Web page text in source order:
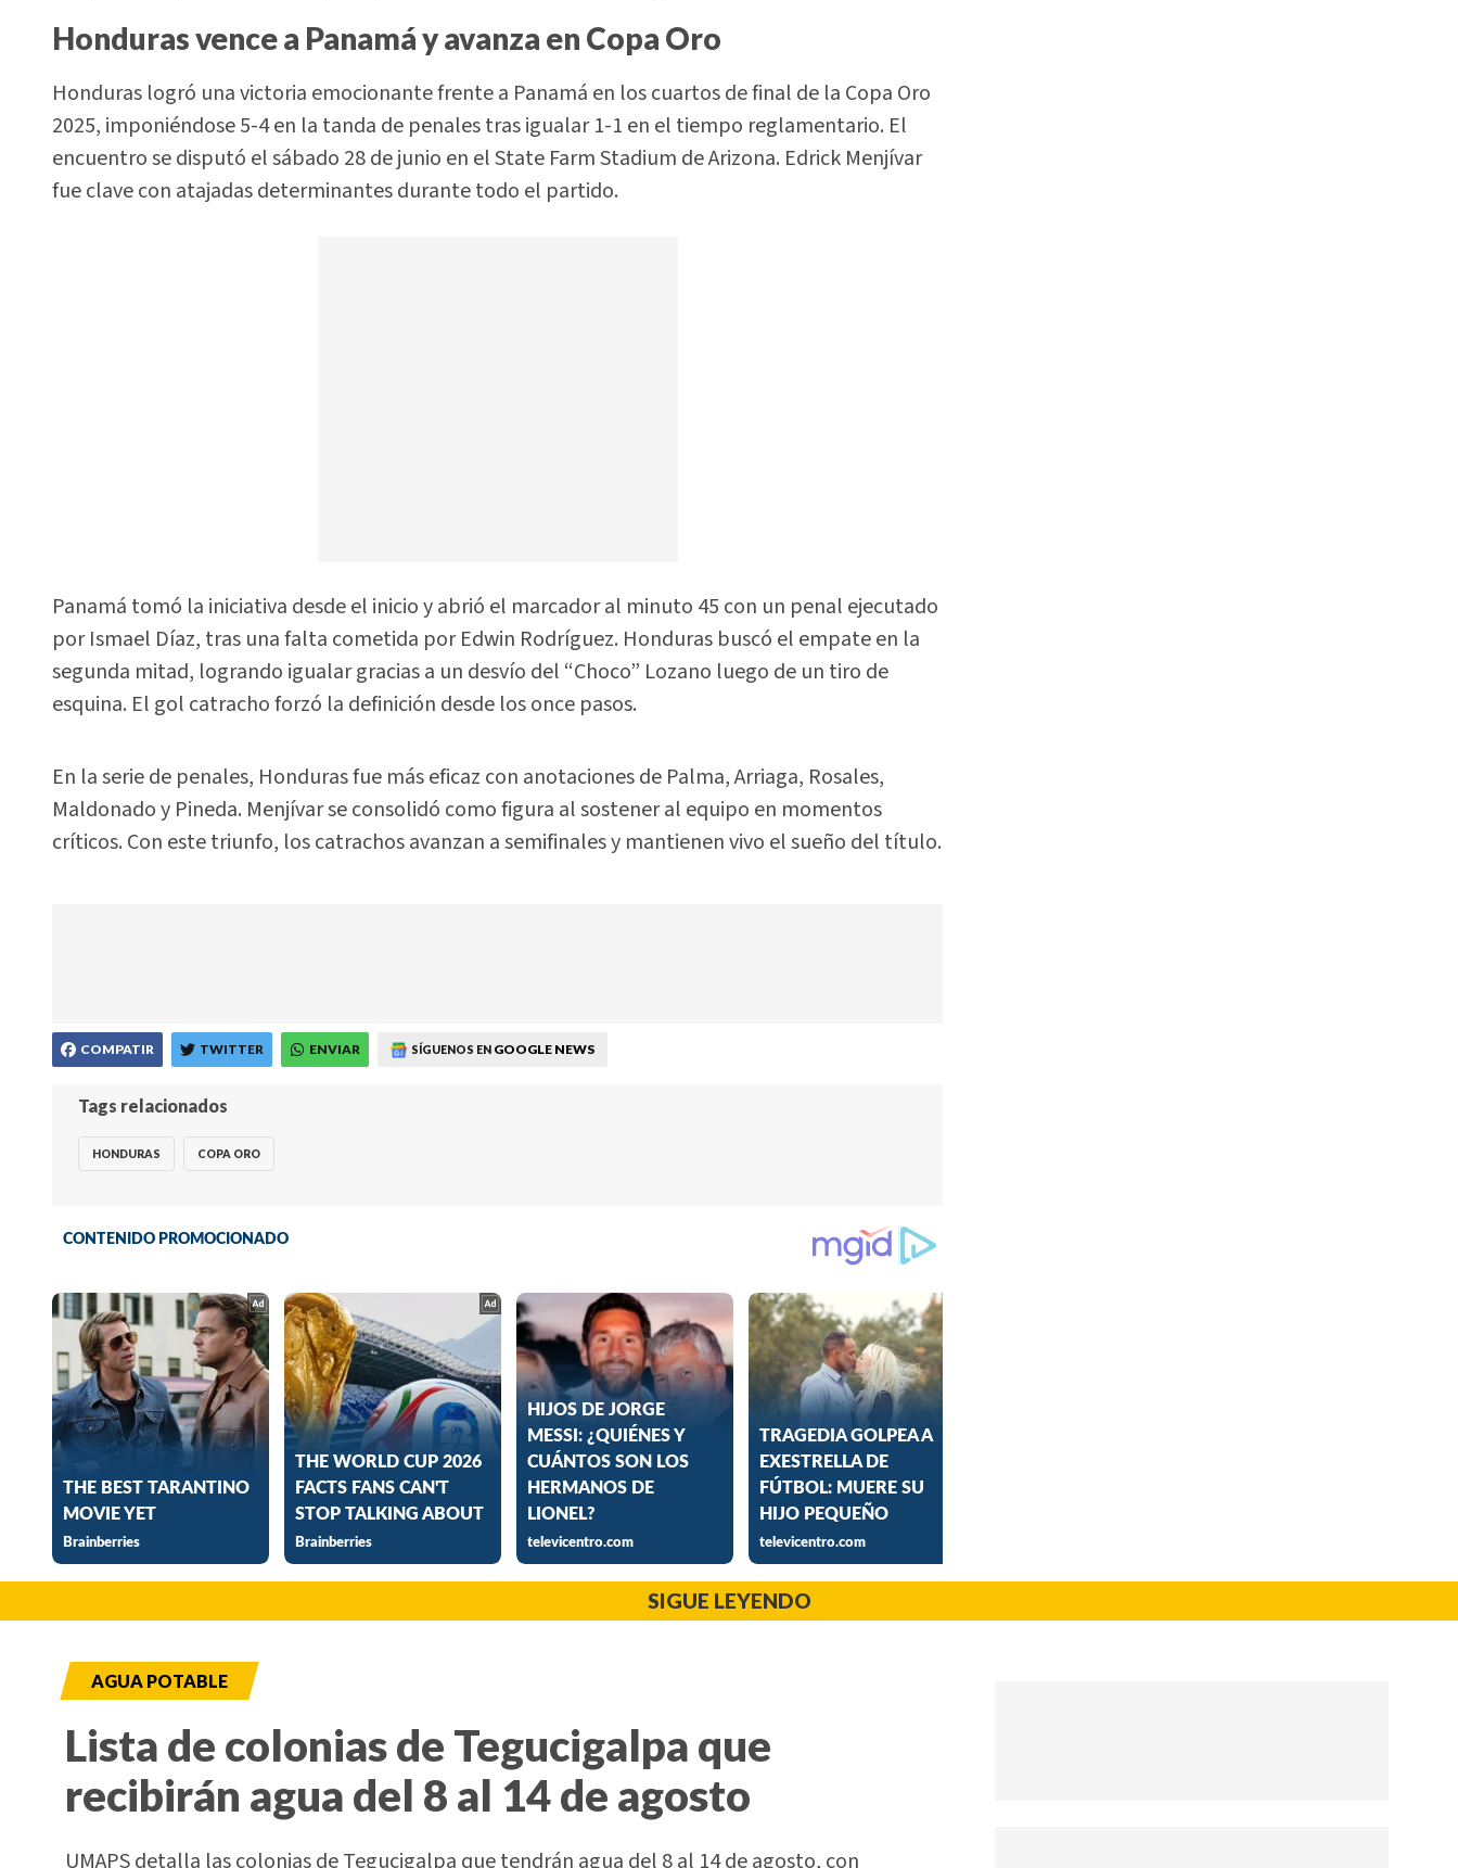
Honduras vence a Panamá y avanza en Copa Oro
Honduras logró una victoria emocionante frente a Panamá en los cuartos de final de la Copa Oro
2025, imponiéndose 5-4 en la tanda de penales tras igualar 1-1 en el tiempo reglamentario. El
encuentro se disputó el sábado 28 de junio en el State Farm Stadium de Arizona. Edrick Menjívar
fue clave con atajadas determinantes durante todo el partido.
Panamá tomó la iniciativa desde el inicio y abrió el marcador al minuto 45 con un penal ejecutado
por Ismael Díaz, tras una falta cometida por Edwin Rodríguez. Honduras buscó el empate en la
segunda mitad, logrando igualar gracias a un desvío del “Choco” Lozano luego de un tiro de
esquina. El gol catracho forzó la definición desde los once pasos.
En la serie de penales, Honduras fue más eficaz con anotaciones de Palma, Arriaga, Rosales,
Maldonado y Pineda. Menjívar se consolidó como figura al sostener al equipo en momentos
críticos. Con este triunfo, los catrachos avanzan a semifinales y mantienen vivo el sueño del título.
COMPATIR TWITTER ENVIAR SÍGUENOS EN GOOGLE NEWS
Tags relacionados
HONDURAS COPA ORO
SIGUE LEYENDO
AGUA POTABLE
Lista de colonias de Tegucigalpa que
recibirán agua del 8 al 14 de agosto
UMAPS detalla las colonias de Tegucigalpa que tendrán agua del 8 al 14 de agosto, con